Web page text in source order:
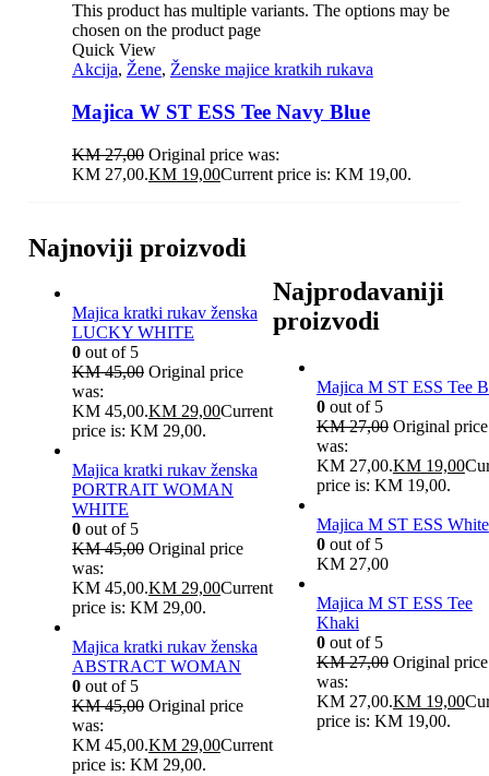
This product has multiple variants. The options may be
chosen on the product page
Quick View
Akcija, Žene, Ženske majice kratkih rukava
Majica W ST ESS Tee Navy Blue
KM27,00 Original price was:
KM 27,00.KM19,00Current price is: KM 19,00.
Najnoviji proizvodi
Majica kratki rukav ženska
LUCKY WHITE
0out of 5
KM45,00 Original price
was:
KM 45,00.KM29,00Current
price is: KM 29,00.
Majica kratki rukav ženska
PORTRAIT WOMAN
WHITE
0out of 5
KM45,00 Original price
was:
KM 45,00.KM29,00Current
price is: KM 29,00.
Majica kratki rukav ženska
ABSTRACT WOMAN
0out of 5
KM45,00 Original price
was:
KM 45,00.KM29,00Current
price is: KM 29,00.
Najprodavaniji
proizvodi
Majica M ST ESS Tee
0out of 5
KM27,00 Original price
was:
KM 27,00.KM19,00
price is: KM 19,00.
Majica M ST ESS White
0out of 5
KM27,00
Majica M ST ESS Tee
Khaki
0out of 5
KM27,00 Original price
was:
KM 27,00.KM19,00
price is: KM 19,00.